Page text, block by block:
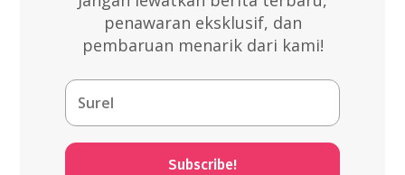
penawaran eksklusif, dan
pembaruan menarik dari kami!
Subscribe!